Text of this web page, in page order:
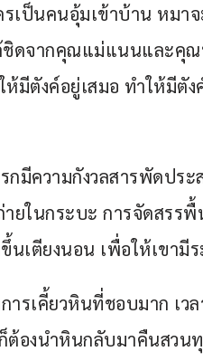
รเป็นคนอุ้มเข้าบ้าน หม
ล้ชิดจากคุณแม่แนนและ
ห้มีตังค์อยู่เสมอ ทำให้มี
ความกังวลสารพัดประ
ายในกระบะ การจัดสร
นเตียงนอน เพื่อให้เขามี
ารเคี้ยวหินที่ชอบมาก เ
องนำหินกลับมาคืนสวนทุ